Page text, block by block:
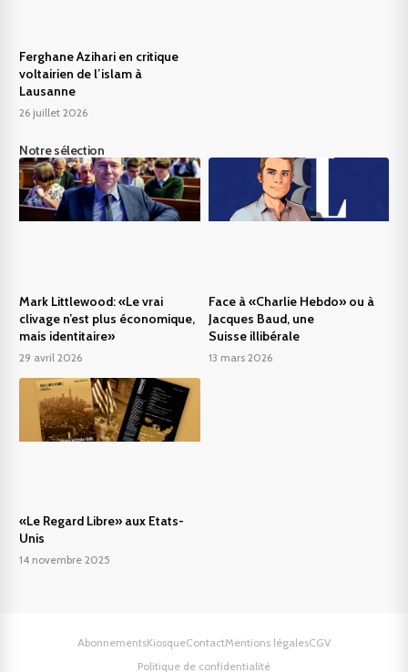
Ferghane Azihari en critique
voltairien de l’islam à
Lausanne
26 juillet 2026
Notre sélection
Mark Littlewood: «Le vrai
clivage n’est plus économique,
mais identitaire»
29 avril 2026
Face à «Charlie Hebdo» ou à
Jacques Baud, une
Suisse illibérale
13 mars 2026
«Le Regard Libre» aux Etats-
Unis
14 novembre 2025
AbonnementsKiosqueContactMentions légalesCGV
Politique de confidentialité